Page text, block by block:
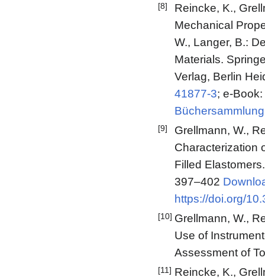
[8]
Reincke, K.,
Mechanical
W., Langer, B.:
Materials.
Verlag, Berlin
41877-3; e-Book:
Büchersammlung
[9]
Grellmann, W.,
Characterization
Filled
397‒402
https://doi.org/
[10] Grellmann, W.,
Use of
Assessment of
[11] Reincke, K.,